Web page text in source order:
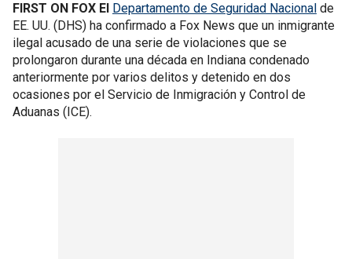
FIRST ON FOX El Departamento de Seguridad Nacional de
EE. UU. (DHS) ha confirmado a Fox News que un inmigrante
ilegal acusado de una serie de violaciones que se
prolongaron durante una década en Indiana condenado
anteriormente por varios delitos y detenido en dos
ocasiones por el Servicio de Inmigración y Control de
Aduanas (ICE).